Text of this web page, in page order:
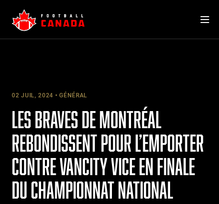
content
02 JUIL, 2024 GÉNÉRAL
LES BRAVES DE MONTRÉAL
REBONDISSENT POUR L’EMPORTER
CONTRE VANCITY VICE EN FINALE
DU CHAMPIONNAT NATIONAL